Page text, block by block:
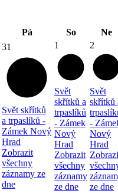
Pá So
Ne
31
Svět skřítků
a trpaslíků -
Zámek Nový
Hrad
Zobrazit
všechny
záznamy ze
dne
1
Svět
skřítků a
trpaslíků
- Zámek
Nový
Hrad
Zobrazit
všechny
záznamy
ze dne
2
Svět
skřítků
-
Nový
Hrad
ze dne